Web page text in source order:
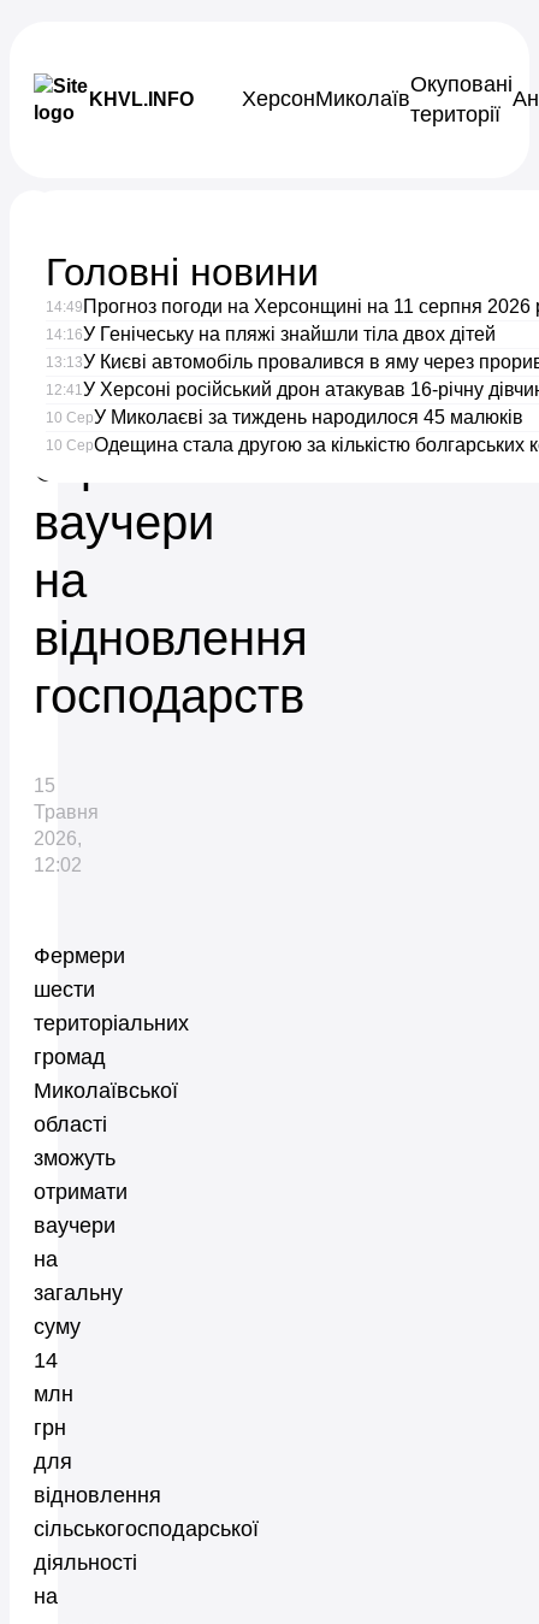
KHVL.INFO ХерсонМиколаїв
Окуповані
території
Фермери
Миколаївщини
можуть
отримати
ваучери
на
відновлення
господарств
15
Травня
2026,
12:02
Фермери
шести
територіальних
громад
Миколаївської
області
зможуть
отримати
ваучери
на
загальну
суму
14
млн
грн
для
відновлення
сільськогосподарської
діяльності
на
Головні новини
14:49 Прогноз погоди на Херсонщині на 11 серпня 2026
14:16У Генічеську на пляжі знайшли тіла двох дітей
13:13У Києві автомобіль провалився в яму через
12:41У Херсоні російський дрон атакував 16-річну
10 СерУ Миколаєві за тиждень народилося 45 малюків
10 СерОдещина стала другою за кількістю болгарських